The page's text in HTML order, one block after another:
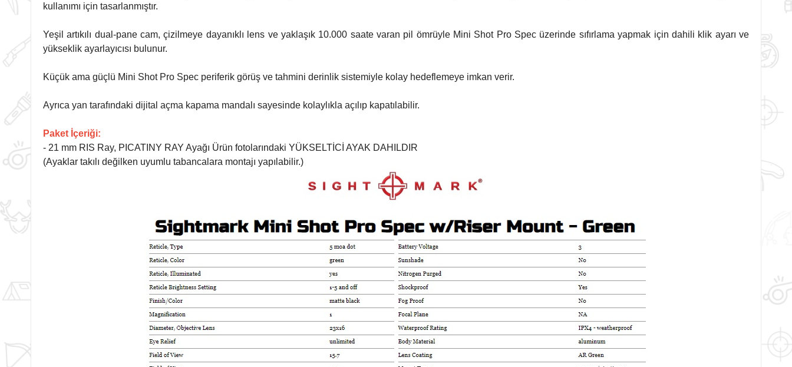
kullanımı için tasarlanmıştır.
Yeşil artıkılı dual-pane cam, çizilmeye dayanıklı lens ve yaklaşık 10.000 saate varan pil ömrüyle Mini Shot Pro Spec üzerinde sıfırlama yapmak için dahili klik ayarı ve
yükseklik ayarlayıcısı bulunur.
Küçük ama güçlü Mini Shot Pro Spec periferik görüş ve tahmini derinlik sistemiyle kolay hedeflemeye imkan verir.
Ayrıca yan tarafındaki dijital açma kapama mandalı sayesinde kolaylıkla açılıp kapatılabilir.
Paket İçeriği:
- 21 mm RIS Ray, PICATINY RAY Ayağı Ürün fotolarındaki YÜKSELTİCİ AYAK DAHILDIR
(Ayaklar takılı değilken uyumlu tabancalara montajı yapılabilir.)